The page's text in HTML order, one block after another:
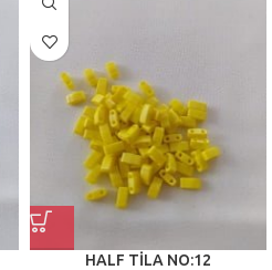
HALF TİLA NO:12